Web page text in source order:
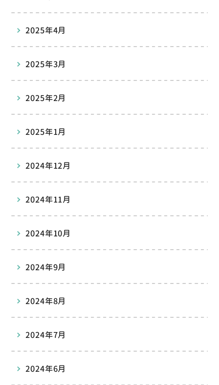
2025年4月
2025年3月
2025年2月
2025年1月
2024年12月
2024年11月
2024年10月
2024年9月
2024年8月
2024年7月
2024年6月